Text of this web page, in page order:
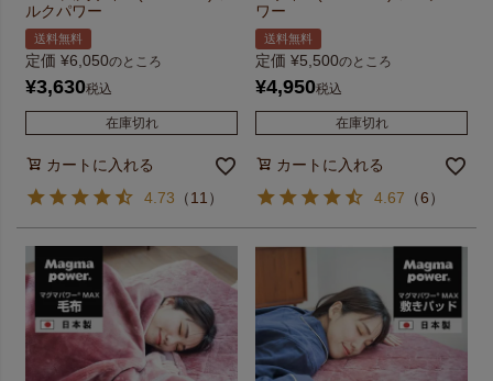
ルクパワー
送料無料
定価 ¥6,050のところ
¥3,630税込
在庫切れ
カートに入れる
4.73 （11）
ワー
送料無料
定価 ¥5,500のところ
¥4,950税込
在庫切れ
カートに入れる
4.67 （6）